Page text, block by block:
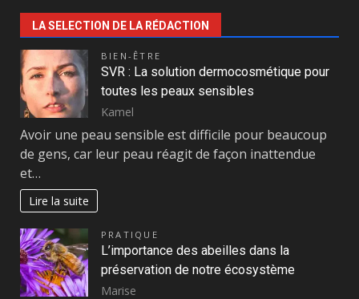
LA SELECTION DE LA RÉDACTION
BIEN-ÊTRE
SVR : La solution dermocosmétique pour
toutes les peaux sensibles
Kamel
Avoir une peau sensible est difficile pour beaucoup
de gens, car leur peau réagit de façon inattendue
et…
Lire la suite
PRATIQUE
L’importance des abeilles dans la
préservation de notre écosystème
Marise